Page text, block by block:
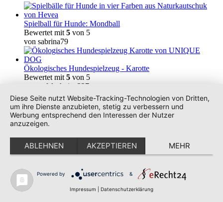
Spielball für Hunde: Mondball
Bewertet mit 5 von 5
von sabrina79
Ökologisches Hundespielzeug - Karotte
Bewertet mit 5 von 5
von apfelschnitte337
Empfehlungen
Nachhaltiger Urlaub
Neue Produkte
BUDDY.
Nachhaltigkeit
bewertet
UNIQUE DOG
100%
Empfehlungen auf
ProvenExpert.com
SEHR GUT
4,83 / 5,00
Bewertungen auf
ProvenExpert.com
38
Bewertungen von 2
Blick aufs ProvenExpert-Profil werfen
Diese Seite nutzt Website-Tracking-Technologien von Dritten,
um ihre Dienste anzubieten, stetig zu verbessern und
Werbung entsprechend den Interessen der Nutzer
anzuzeigen.
ABLEHNEN AKZEPTIEREN MEHR
Powered by &
Impressum Datenschutzerklärung